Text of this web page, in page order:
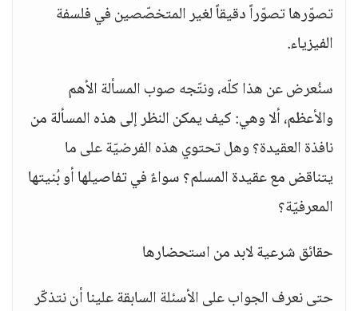
تصوّرها تصوّراً دقيقاً لغير المتخصّصين في فلسفة
الفيزياء.
سنُعرض عن هذا كلّه، ونتّجه صوب المسألة الأهم
والأعظم، ألا وهي: كيف يمكن النظر إلى هذه المسألة من
نافذة العقيدة؟ وهل تحتوي هذه الفرضيّة على ما
يتناقض مع عقيدة المسلم؟ سواءٌ في تفاصيلها أو بُنيتها
المعرفيّة؟
حقائق شرعية لابد من استحضارها
حتى نعرف الجواب على الأسئلة السابقة علينا أن نتذكّر